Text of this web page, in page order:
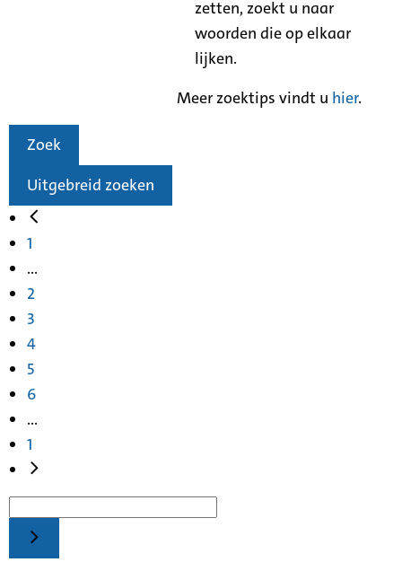
zetten, zoekt u naar
woorden die op elkaar
lijken.
Meer zoektips vindt u hier.
Zoek
Uitgebreid zoeken
1
...
2
3
4
5
6
...
1